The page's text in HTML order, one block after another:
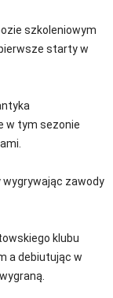
szkoleniowym
starty w
w tym sezonie
wygrywając zawody
klubu
a debiutując w